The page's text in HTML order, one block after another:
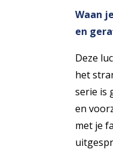
Waan
en
Deze
het
serie is
en
met je